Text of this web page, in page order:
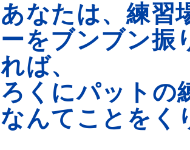
あなたは、練習
ーをブンブン振
れば、
ろくにパットの
なんてことをく